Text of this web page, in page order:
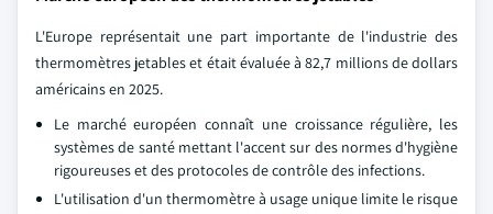
L'Europe représentait une part importante de l'industrie des
thermomètres jetables et était évaluée à 82,7 millions de dollars
américains en 2025.
Le marché européen connaît une croissance régulière, les
systèmes de santé mettant l'accent sur des normes d'hygiène
rigoureuses et des protocoles de contrôle des infections.
L'utilisation d'un thermomètre à usage unique limite le risque